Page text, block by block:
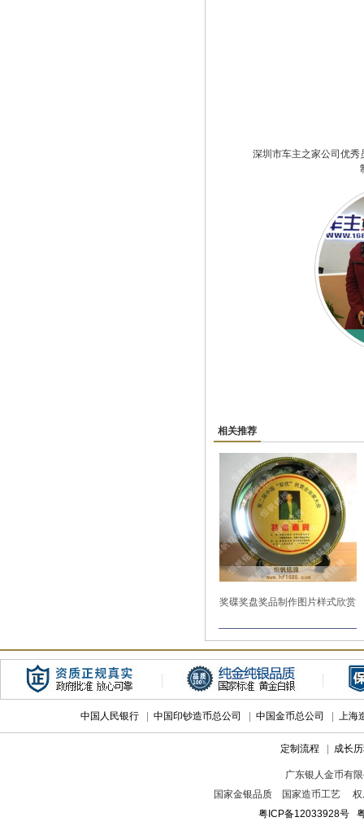
深圳市车主之家公司优
相关推荐
奖碟奖盘奖品制作图片样式欣赏
中国人民银行 中国印钞造币总公司 中国金币总公司 上海
定制流程 成长
广东银人金币有
国家金银品质 国家造币工艺 权
粤ICP备12033928号